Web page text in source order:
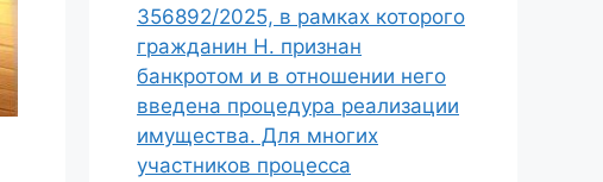
356892/2025, в рамках которого
гражданин Н. признан
банкротом и в отношении него
введена процедура реализации
имущества. Для многих
участников процесса